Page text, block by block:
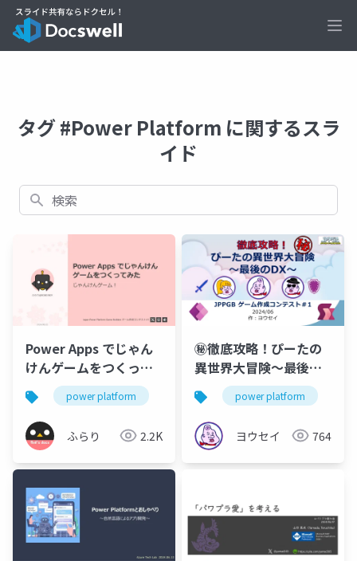
タグ #Power Platform に関するスラ
イド
検索
Power Apps でじゃん
けんゲームをつくって
みた
power platform power apps
ふらり 2.2K
㊙徹底攻略！ぴーたの
異世界大冒険～最後の
DX～ JPPGBゲームコン
テスト＃1
power platform
ヨウセイ 764